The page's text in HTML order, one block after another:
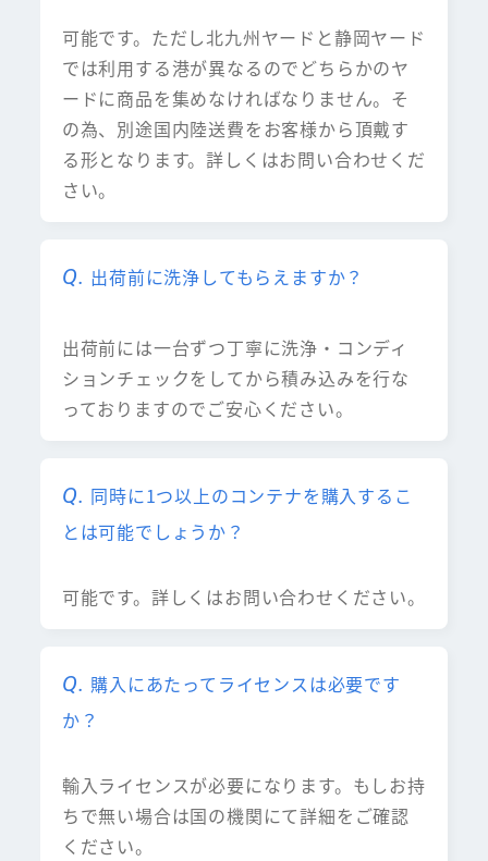
可能です。ただし北九州ヤードと静岡ヤード
では利用する港が異なるのでどちらかのヤ
ードに商品を集めなければなりません。そ
の為、別途国内陸送費をお客様から頂戴す
る形となります。詳しくはお問い合わせくだ
さい。
出荷前に洗浄してもらえますか？
出荷前には一台ずつ丁寧に洗浄・コンディ
ションチェックをしてから積み込みを行な
っておりますのでご安心ください。
同時に1つ以上のコンテナを購入するこ
とは可能でしょうか？
可能です。詳しくはお問い合わせください。
購入にあたってライセンスは必要です
か？
輸入ライセンスが必要になります。もしお持
ちで無い場合は国の機関にて詳細をご確認
ください。